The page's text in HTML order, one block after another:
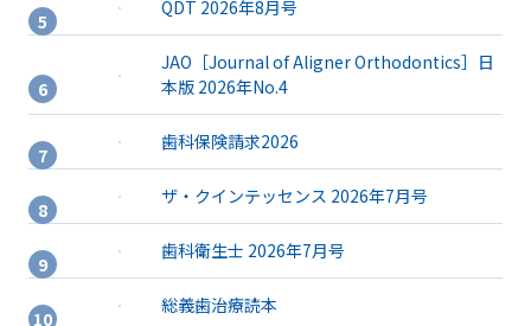
QDT 2026年8月号
JAO［Journal of Aligner Orthodontics］日
本版 2026年No.4
歯科保険請求2026
ザ・クインテッセンス 2026年7月号
歯科衛生士 2026年7月号
総義歯治療読本